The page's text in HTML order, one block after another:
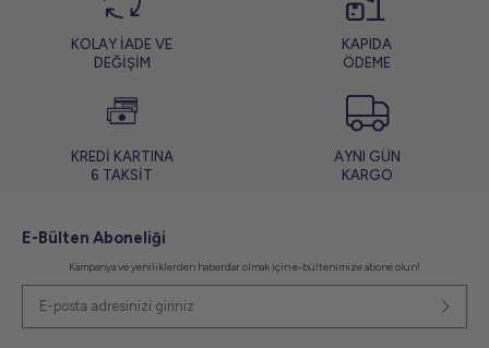
KOLAY İADE VE
DEĞİŞİM
KAPIDA
ÖDEME
KREDİ KARTINA
6 TAKSİT
AYNI GÜN
KARGO
E-Bülten Aboneliği
Kampanya ve yeniliklerden haberdar olmak için e-bültenimize abone olun!